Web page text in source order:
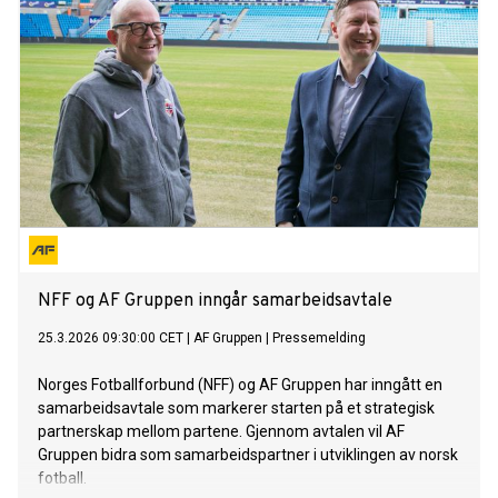
overfor laget og prestasjonen. F
NFF og AF Gruppen inngår samarbeidsavtale
25.3.2026 09:30:00 CET AF Gruppen Pressemelding
Norges Fotballforbund (NFF) og AF Gruppen har inngått en
samarbeidsavtale som markerer starten på et strategisk
partnerskap mellom partene. Gjennom avtalen vil AF
Gruppen bidra som samarbeidspartner i utviklingen av norsk
fotball.